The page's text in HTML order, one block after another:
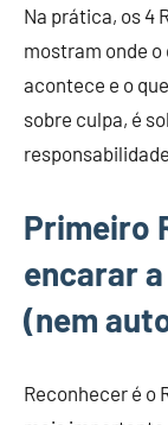
Na prática, os 4
mostram onde
acontece e o
sobre culpa, é
Primeiro
encarar
(nem
Reconhecer é o